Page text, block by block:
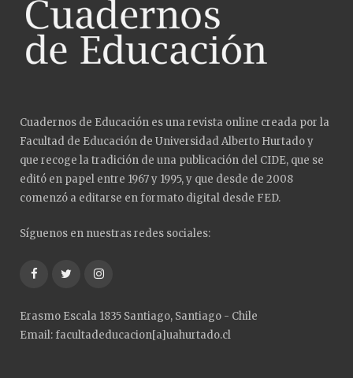
Cuadernos de Educación es una revista online creada por la
Facultad de Educación de Universidad Alberto Hurtado y
que recoge la tradición de una publicación del CIDE, que se
editó en papel entre 1967 y 1995, y que desde de 2008
comenzó a editarse en formato digital desde FED.
Síguenos en nuestras redes sociales:
FacebookTwitterInstagram
Erasmo Escala 1835 Santiago, Santiago - Chile
Email: facultadeducacion[a]uahurtado.cl